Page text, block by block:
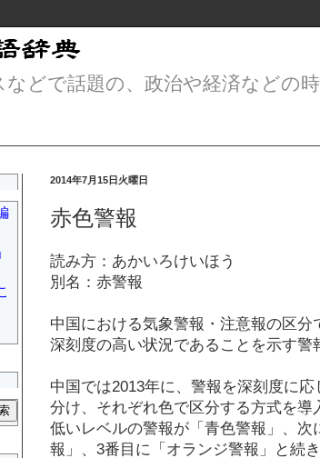
などで話題の、政治や経済などの
2014年7月15日火曜日
赤色警報
読み方：あかいろけいほう
別名：赤警報
中国における気象警報・注意報の区分
深刻度の高い状況であることを示す警
中国では2013年に、警報を深刻度に応
分け、それぞれ色で区分する方式を導
低いレベルの警報が「青色警報」、次
報」、3番目に「オランジ警報」と続